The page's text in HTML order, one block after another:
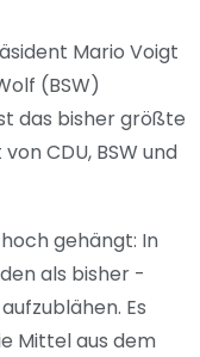
Mario Voigt
(BSW)
das bisher größte
CDU, BSW und
gehängt: In
als bisher -
Es
Mittel aus dem